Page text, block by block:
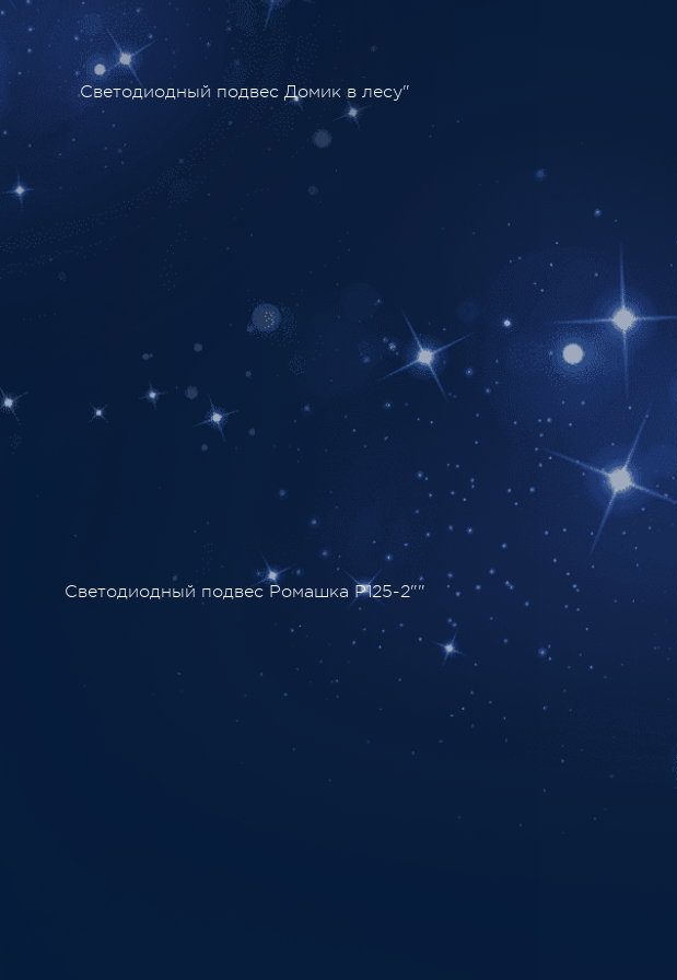
Светодиодный подвес Домик в лесу"
Светодиодный подвес Ромашка P125-2""